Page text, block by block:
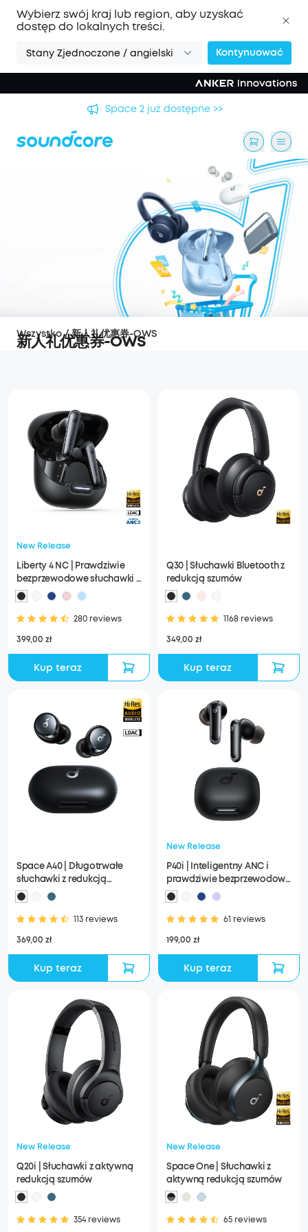
Wybierz swój kraj lub region, aby uzyskać
dostęp do lokalnych treści.
Stany Zjednoczone / angielski Kontynuować
Space 2 już dostępne >>
新人礼优惠券-OWS
Wszystko / 新人礼优惠券-OWS
New Release
Liberty 4 NC | Prawdziwie
bezprzewodowe słuchawki z
redukcją szumów
280 reviews
399,00 zł
Kup teraz
Q30 | Słuchawki Bluetooth z
redukcją szumów
1168 reviews
349,00 zł
Kup teraz
Space A40 | Długotrwałe
słuchawki z redukcją
szumów
113 reviews
369,00 zł
Kup teraz
New Release
P40i | Inteligentny ANC i
prawdziwie bezprzewodowe
słuchawki
61 reviews
199,00 zł
Kup teraz
New Release
Q20i | Słuchawki z aktywną
redukcją szumów
354 reviews
New Release
Space One | Słuchawki z
aktywną redukcją szumów
65 reviews